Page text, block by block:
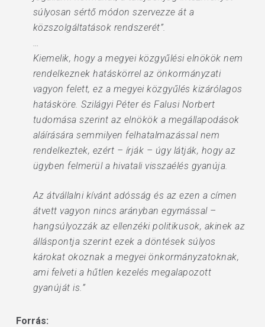
súlyosan sértő módon szervezze át a
közszolgáltatások rendszerét”.
…
Kiemelik, hogy a megyei közgyűlési elnökök nem
rendelkeznek hatáskörrel az önkormányzati
vagyon felett, ez a megyei közgyűlés kizárólagos
hatásköre. Szilágyi Péter és Falusi Norbert
tudomása szerint az elnökök a megállapodások
aláírására semmilyen felhatalmazással nem
rendelkeztek, ezért – írják – úgy látják, hogy az
ügyben felmerül a hivatali visszaélés gyanúja.
Az átvállalni kívánt adósság és az ezen a címen
átvett vagyon nincs arányban egymással –
hangsúlyozzák az ellenzéki politikusok, akinek az
álláspontja szerint ezek a döntések súlyos
károkat okoznak a megyei önkormányzatoknak,
ami felveti a hűtlen kezelés megalapozott
gyanúját is.”
Forrás: